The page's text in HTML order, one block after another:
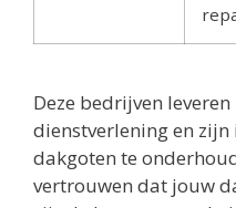
Deze bedrijven
dienstverlening en
dakgoten te
vertrouwen dat jouw